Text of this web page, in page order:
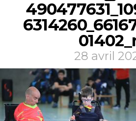
28 avril